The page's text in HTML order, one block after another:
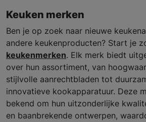
Keuken merken
Ben je op zoek naar nieuwe
andere keukenproducten? Start je
keukenmerken. Elk merk biedt
over hun assortiment, van
stijlvolle aanrechtbladen tot
innovatieve kookapparatuur. Deze
bekend om hun uitzonderlijke
en baanbrekende ontwerpen,